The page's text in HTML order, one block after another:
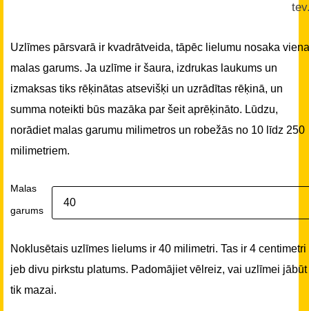
Uzlīmes pārsvarā ir kvadrātveida, tāpēc lielumu nosaka
malas garums. Ja uzlīme ir šaura, izdrukas laukums un
izmaksas tiks rēķinātas atsevišķi un uzrādītas rēķinā, un
summa noteikti būs mazāka par šeit aprēķināto. Lūdzu,
norādiet malas garumu milimetros un robežās no 10 līdz 250
milimetriem.
Malas
garums
Noklusētais uzlīmes lielums ir 40 milimetri. Tas ir 4 centimetri
jeb divu pirkstu platums. Padomājiet vēlreiz, vai uzlīmei jābūt
tik mazai.